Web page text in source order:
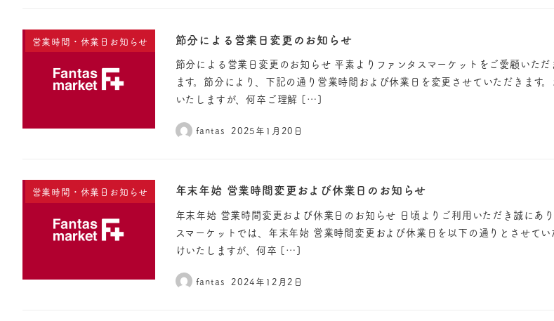
営業時間・休業日お知らせ 節分による営業日変更のお知らせ
節分による営業日変更のお知らせ 平素よりファンタスマーケットをご愛顧いた
ます。節分により、下記の通り営業時間および休業日を変更させていただきます
いたしますが、何卒ご理解 […]
fantas 2025年1月20日
営業時間・休業日お知らせ 年末年始 営業時間変更および休業日のお知らせ
年末年始 営業時間変更および休業日のお知らせ 日頃よりご利用いただき誠にあ
スマーケットでは、年末年始 営業時間変更および休業日を以下の通りとさせて
けいたしますが、何卒 […]
fantas 2024年12月2日